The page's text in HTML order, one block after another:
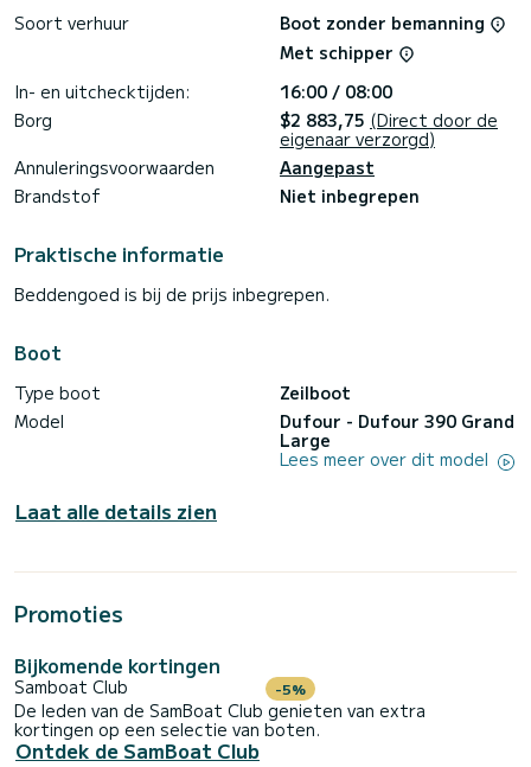
Reserveringsaanvragen en offertes worden direct beheerd
Soort verhuur
Boot zonder bemanning
Met schipper
In- en uitchecktijden:
16:00 / 08:00
Borg
$2 883,75 (Direct door de
eigenaar verzorgd)
Annuleringsvoorwaarden
Aangepast
Brandstof
Niet inbegrepen
Praktische informatie
Beddengoed is bij de prijs inbegrepen.
Boot
Type boot
Zeilboot
Model
Dufour - Dufour 390 Grand
Large
Lees meer over dit model
Laat alle details zien
Promoties
Bijkomende kortingen
Samboat Club -5%
De leden van de SamBoat Club genieten van extra
kortingen op een selectie van boten.
Ontdek de SamBoat Club